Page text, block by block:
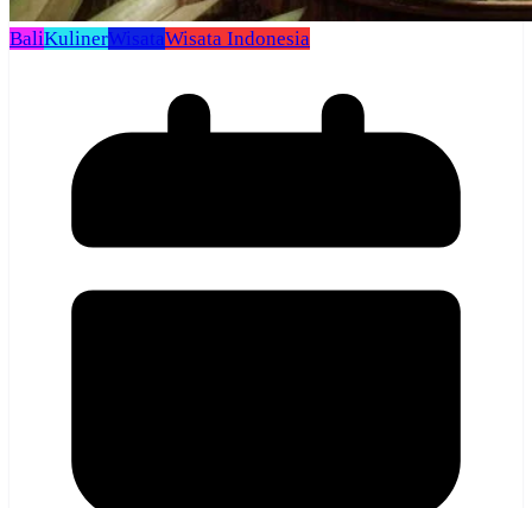
BaliKulinerWisataWisata Indonesia